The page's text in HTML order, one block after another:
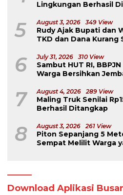
Lingkungan Berhasil
5 August 3, 2026 349 View
Rudy Ajak Bupati dan
TKD dan Dana Kurang
6 July 31, 2026 310 View
Sambut HUT RI,
Warga Bersihkan
7 August 4, 2026 289 View
Maling Truk Senilai
Berhasil Ditangkap
8 August 3, 2026 261 View
Piton Sepanjang 5
Sempat Melilit Warga
Download Aplikasi